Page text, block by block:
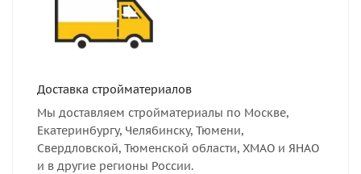
Доставка стройматериалов
Мы доставляем стройматериалы по Москве,
Екатеринбургу, Челябинску, Тюмени,
Свердловской, Тюменской области, ХМАО и ЯНАО
и в другие регионы России.